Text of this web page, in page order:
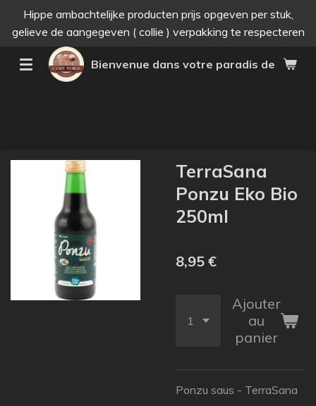
Passer
au
principal
Bienvenue dans votre paradis des
Hippe ambachtelijke producten prijs opgeven per stuk,
gelieve de aangegeven ( collie ) verpakking te respecteren
TerraSana
Ponzu Eko Bio
250ml
8,95 €
Ajouter
au
panier
Ponzu saus - TerraSana